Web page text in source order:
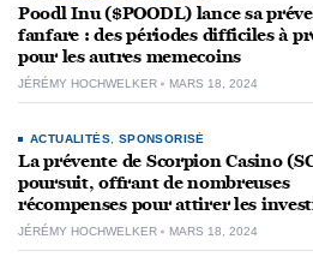
Poodl Inu ($POODL) lance sa
fanfare : des périodes difficiles à
pour les autres memecoins
JÉRÉMY HOCHWELKER MARS 18, 2024
ACTUALITÉS SPONSORISÉ
La prévente de Scorpion Casino
poursuit, offrant de nombreuses
récompenses pour attirer les
JÉRÉMY HOCHWELKER MARS 18, 2024